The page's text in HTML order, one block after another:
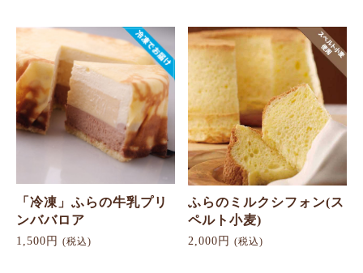
「冷凍」ふらの牛乳プリ
ンババロア
1,500円 (税込)
ふらのミルクシフォン(ス
ペルト小麦)
2,000円 (税込)